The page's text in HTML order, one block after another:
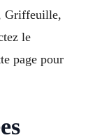
Griffeuille,
le
page pour